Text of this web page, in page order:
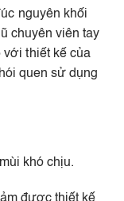
nguyên khối
chuyên viên tay
với thiết kế của
quen sử dụng
khó chịu.
được thiết kế